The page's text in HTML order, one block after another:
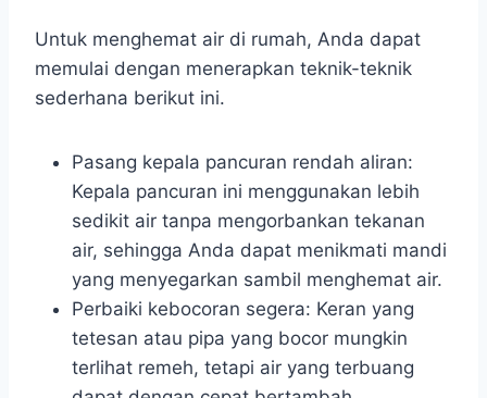
Untuk menghemat air di rumah, Anda dapat
memulai dengan menerapkan teknik-teknik
sederhana berikut ini.
Pasang kepala pancuran rendah aliran:
Kepala pancuran ini menggunakan lebih
sedikit air tanpa mengorbankan tekanan
air, sehingga Anda dapat menikmati mandi
yang menyegarkan sambil menghemat air.
Perbaiki kebocoran segera: Keran yang
tetesan atau pipa yang bocor mungkin
terlihat remeh, tetapi air yang terbuang